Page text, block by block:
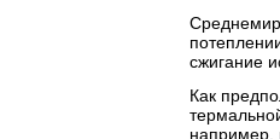
сжигание
Как
например,